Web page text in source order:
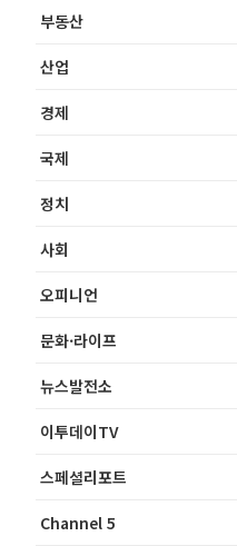
부동산
산업
경제
국제
정치
사회
오피니언
문화·라이프
뉴스발전소
이투데이TV
스페셜리포트
Channel 5